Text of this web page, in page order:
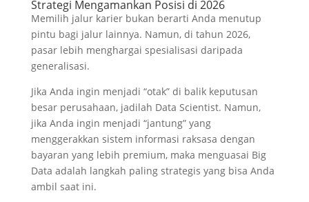
Strategi Mengamankan Posisi di 2026
Memilih jalur karier bukan berarti Anda menutup
pintu bagi jalur lainnya. Namun, di tahun 2026,
pasar lebih menghargai spesialisasi daripada
generalisasi.
Jika Anda ingin menjadi “otak” di balik keputusan
besar perusahaan, jadilah Data Scientist. Namun,
jika Anda ingin menjadi “jantung” yang
menggerakkan sistem informasi raksasa dengan
bayaran yang lebih premium, maka menguasai Big
Data adalah langkah paling strategis yang bisa Anda
ambil saat ini.